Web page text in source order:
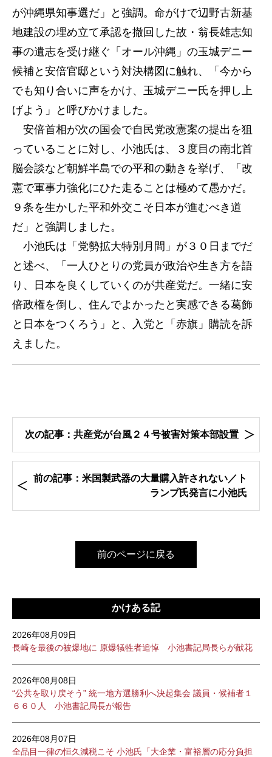
が沖縄県知事選だ」と強調。命がけで辺野古新基
地建設の埋め立て承認を撤回した故・翁長雄志知
事の遺志を受け継ぐ「オール沖縄」の玉城デニー
候補と安倍官邸という対決構図に触れ、「今から
でも知り合いに声をかけ、玉城デニー氏を押し上
げよう」と呼びかけました。
安倍首相が次の国会で自民党改憲案の提出を狙
っていることに対し、小池氏は、３度目の南北首
脳会談など朝鮮半島での平和の動きを挙げ、「改
憲で軍事力強化にひた走ることは極めて愚かだ。
９条を生かした平和外交こそ日本が進むべき道
だ」と強調しました。
小池氏は「党勢拡大特別月間」が３０日までだ
と述べ、「一人ひとりの党員が政治や生き方を語
り、日本を良くしていくのが共産党だ。一緒に安
倍政権を倒し、住んでよかったと実感できる葛飾
と日本をつくろう」と、入党と「赤旗」購読を訴
えました。
次の記事：共産党が台風２４号被害対策本部設置
前の記事：米国製武器の大量購入許されない／ト
ランプ氏発言に小池氏
前のページに戻る
かけある記
2026年08月09日
長崎を最後の被爆地に 原爆犠牲者追悼 小池書記局長らが献花
2026年08月08日
“公共を取り戻そう” 統一地方選勝利へ決起集会 議員・候補者１
６６０人 小池書記局長が報告
2026年08月07日
全品目一律の恒久減税こそ 小池氏「大企業・富裕層の応分負担